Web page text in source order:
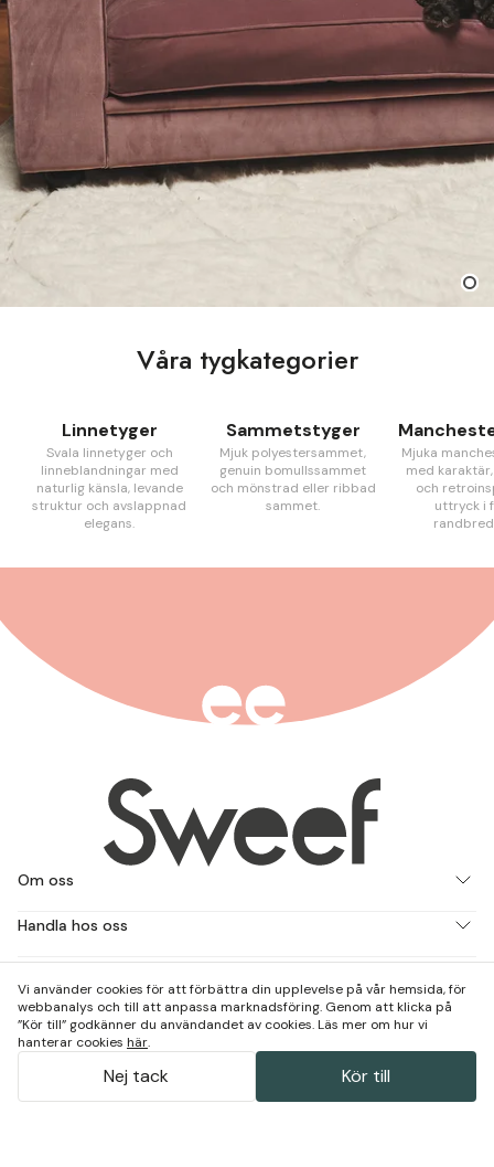
Våra tygkategorier
Linnetyger
Svala linnetyger och
linneblandningar med
naturlig känsla, levande
struktur och avslappnad
elegans.
Sammetstyger
Mjuk polyestersammet,
genuin bomullssammet
och mönstrad eller ribbad
sammet.
Mjuka
med
och
uttryck i
Om oss
Handla hos oss
Kontakta och besök oss
Vi använder cookies för att förbättra din upplevelse på vår hemsida, för
webbanalys och till att anpassa marknadsföring. Genom att klicka på
”Kör till” godkänner du användandet av cookies. Läs mer om hur vi
hanterar cookies här.
Nej tack Kör till